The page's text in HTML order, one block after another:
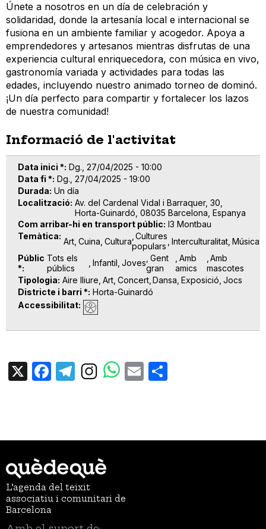
Únete a nosotros en un día de celebración y
solidaridad, donde la artesanía local e internacional se
fusiona en un ambiente familiar y acogedor. Apoya a
emprendedores y artesanos mientras disfrutas de una
experiencia cultural enriquecedora, con música en vivo,
gastronomía variada y actividades para todas las
edades, incluyendo nuestro animado torneo de dominó.
¡Un día perfecto para compartir y fortalecer los lazos
de nuestra comunidad!
Informació de l'activitat
Data inici * Dg., 27/04/2025 - 10:00
Data fi * Dg., 27/04/2025 - 19:00
Durada Un día
Localització Av. del Cardenal Vidal i Barraquer, 30,
Horta-Guinardó, 08035 Barcelona, Espanya
Com arribar-hi en transport públic l3 Montbau
Temàtica Art Cuina Cultura Cultures
populars Interculturalitat Música
Públic
*
Tots els
públics
Infantil Joves Gent
gran
Amb
amics
Amb
mascotes
Tipologia Aire lliure Art Concert Dansa Exposició Jocs
Districte i barri * Horta-Guinardó
Accessibilitat
X Facebook
TelegramEmail
L’agenda del teixit
associatiu i comunitari de
Barcelona